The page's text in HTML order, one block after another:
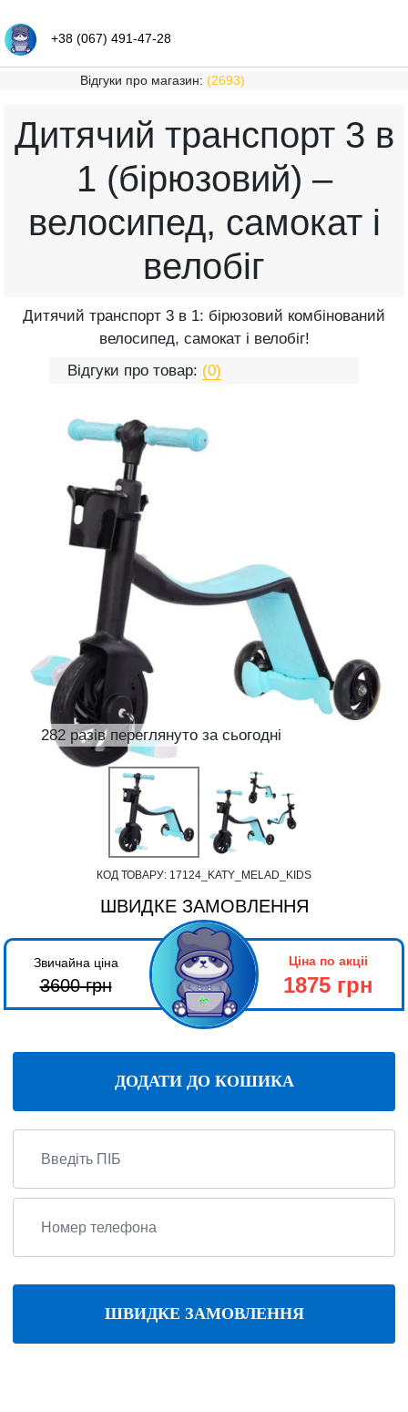
+38 (067) 491-47-28
Відгуки про магазин: (2693)
Дитячий транспорт 3 в
1 (бірюзовий) –
велосипед, самокат і
велобіг
Дитячий транспорт 3 в 1: бірюзовий комбінований
велосипед, самокат і велобіг!
Відгуки про товар: (0)
282 разів переглянуто за сьогодні
КОД ТОВАРУ: 17124_KATY_MELAD_KIDS
ШВИДКЕ ЗАМОВЛЕННЯ
Звичайна ціна
3600грн
Ціна по акціі
1875 грн
ДОДАТИ ДО КОШИКА
ШВИДКЕ ЗАМОВЛЕННЯ